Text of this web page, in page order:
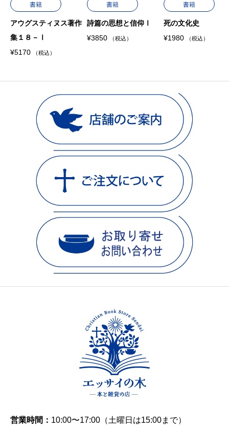
書籍
アウグスティヌス著作
集１８－Ⅰ
¥5170 （税込）
書籍
詩篇の思想と信仰Ⅰ
¥3850 （税込）
書籍
死の文化史
¥1980 （税込）
営業時間： 10:00〜17:00（土曜日は15:00まで）